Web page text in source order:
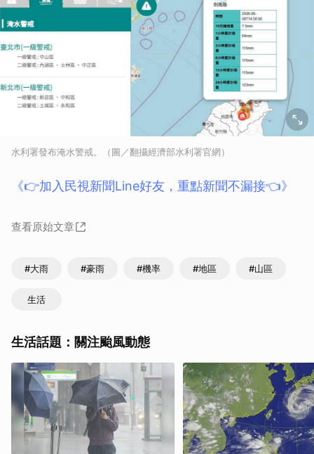
水利署發布淹水警戒。（圖／翻攝經濟部水利署官網）
《👉加入民視新聞Line好友，重點新聞不漏接👈》
查看原始文章
#大雨 #豪雨 #機率 #地區 #山區
生活
生活話題：關注颱風動態